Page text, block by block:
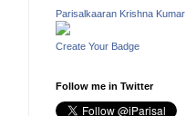
Parisalkaaran Krishna Kumar
Create Your Badge
Follow me in Twitter